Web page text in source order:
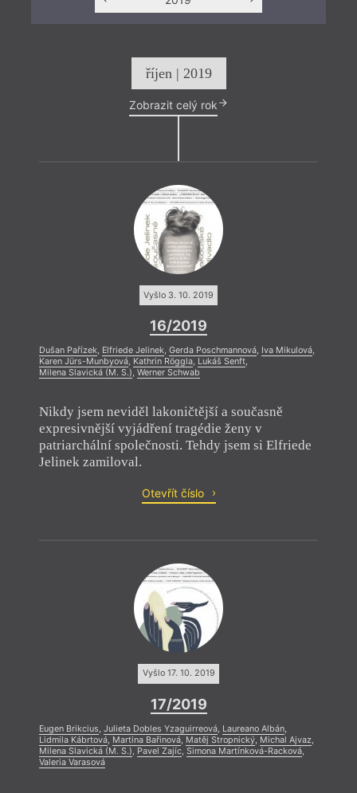
říjen | 2019
Zobrazit celý rok
Vyšlo 3. 10. 2019
16/2019
Dušan Pařízek, Elfriede Jelinek, Gerda Poschmannová, Iva Mikulová,
Karen Jürs-Munbyová, Kathrin Röggla, Lukáš Senft,
Milena Slavická (M. S.), Werner Schwab
Nikdy jsem neviděl lakoničtější a současně
expresivnější vyjádření tragédie ženy v
patriarchální společnosti. Tehdy jsem si Elfriede
Jelinek zamiloval.
Otevřít číslo
Vyšlo 17. 10. 2019
17/2019
Eugen Brikcius, Julieta Dobles Yzaguirreová, Laureano Albán,
Lidmila Kábrtová, Martina Bařinová, Matěj Stropnický, Michal Ajvaz,
Milena Slavická (M. S.), Pavel Zajíc, Simona Martínková-Racková,
Valeria Varasová